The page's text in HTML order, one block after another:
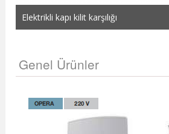
Elektrikli kapı kilit karşılığı
Genel Ürünler